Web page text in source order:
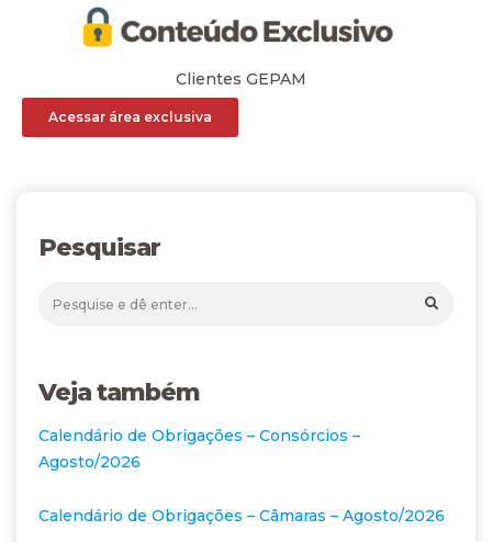
Clientes GEPAM
Acessar área exclusiva
Pesquisar
Veja também
Calendário de Obrigações – Consórcios –
Agosto/2026
Calendário de Obrigações – Câmaras – Agosto/2026